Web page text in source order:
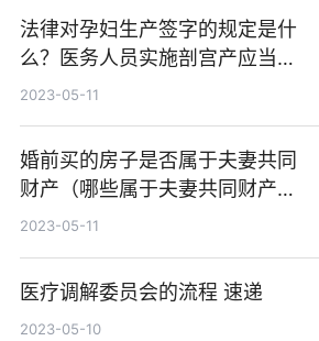
法律对孕妇生产签字的规定是什
么？医务人员实施剖宫产应当首
先征得孕妇本人意见吗？
2023-05-11
婚前买的房子是否属于夫妻共同
财产（哪些属于夫妻共同财产
吗）
2023-05-11
医疗调解委员会的流程 速递
2023-05-10